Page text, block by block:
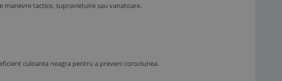
tactice, supravietuire sau vanatoare.
culoarea neagra pentru a preveni coroziunea.